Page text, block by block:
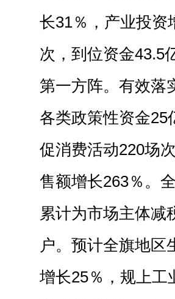
长31％，产业投资
次，到位资金43.5
第一方阵。有效落
各类政策性资金25
促消费活动220场
售额增长263％。
累计为市场主体减
户。预计全旗地区
增长25％，规上工